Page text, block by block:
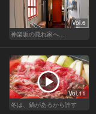
Vol.6
神楽坂の隠れ家へ…
Vol.11
冬は、鍋があるから許す